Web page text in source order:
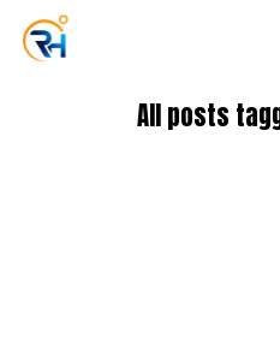
All posts